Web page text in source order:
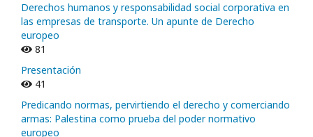
Derechos humanos y responsabilidad social corporativa en
las empresas de transporte. Un apunte de Derecho
europeo
81
Presentación
41
Predicando normas, pervirtiendo el derecho y comerciando
armas: Palestina como prueba del poder normativo
europeo